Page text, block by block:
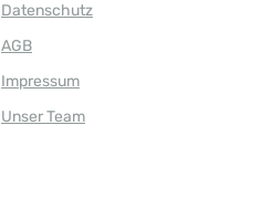
Datenschutz
AGB
Impressum
Unser Team